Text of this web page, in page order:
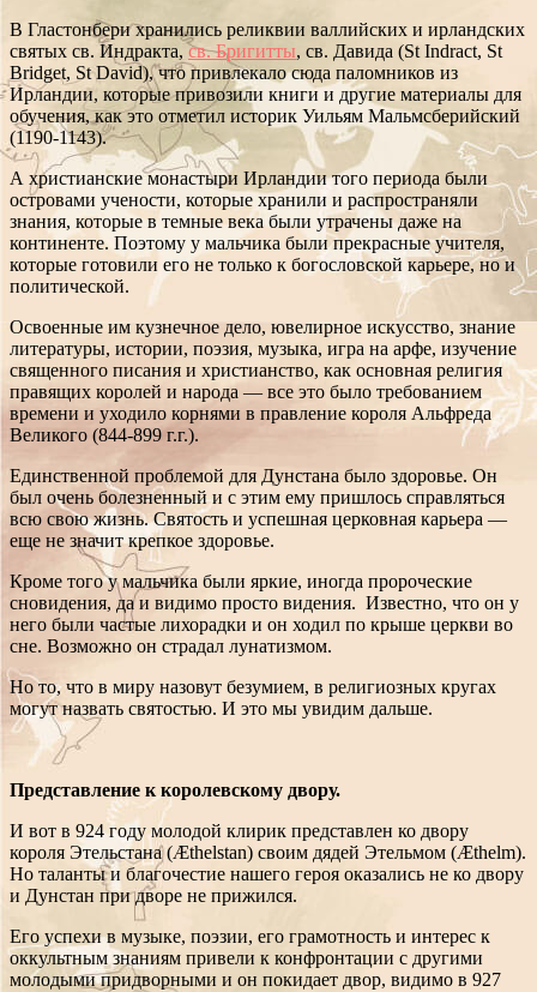
В Гластонбери хранились реликвии валлийских и ирландских
святых св. Индракта,св. Бригитты, св. Давида (St Indract, St
Bridget, St David), что привлекало сюда паломников из
Ирландии, которые привозили книги и другие материалы для
обучения, как это отметил историк Уильям Мальмсберийский
(1190-1143).
А христианские монастыри Ирландии того периода были
островами учености, которые хранили и распространяли
знания, которые в темные века были утрачены даже на
континенте. Поэтому у мальчика были прекрасные учителя,
которые готовили его не только к богословской карьере, но и
политической.
Освоенные им кузнечное дело, ювелирное искусство, знание
литературы, истории, поэзия, музыка, игра на арфе, изучение
священного писания и христианство, как основная религия
правящих королей и народа — все это было требованием
времени и уходило корнями в правление короля Альфреда
Великого (844-899 г.г.).
Единственной проблемой для Дунстана было здоровье. Он
был очень болезненный и с этим ему пришлось справляться
всю свою жизнь. Святость и успешная церковная карьера —
еще не значит крепкое здоровье.
Кроме того у мальчика были яркие, иногда пророческие
сновидения, да и видимо просто видения. Известно, что он у
него были частые лихорадки и он ходил по крыше церкви во
сне. Возможно он страдал лунатизмом.
Но то, что в миру назовут безумием, в религиозных кругах
могут назвать святостью. И это мы увидим дальше.
Представление к королевскому двору.
И вот в 924 году молодой клирик представлен ко двору
короля Этельстана (Æthelstan) своим дядей Этельмом (Æthelm).
Но таланты и благочестие нашего героя оказались не ко двору
и Дунстан при дворе не прижился.
Его успехи в музыке, поэзии, его грамотность и интерес к
оккультным знаниям привели к конфронтации с другими
молодыми придворными и он покидает двор, видимо в 927